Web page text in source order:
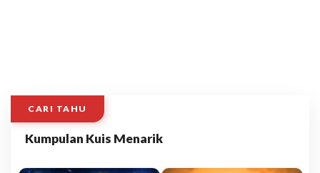
CARI TAHU
Kumpulan Kuis Menarik